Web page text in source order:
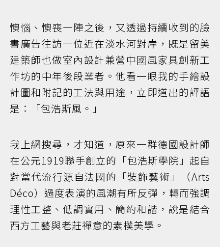
懊惱、懊喪一陣之後，又透過持續收到的臉
書廣告往訪一位近在淡水河對岸，既是留美
建築師也做室內設計兼營中國風家具創新工
作坊的中年後段業者。他看一眼我的手繪設
計圖和附記的工法與用途，立即道出的評語
是：「包浩斯風。」
我上網搜尋，才知道，原來一群德國設計師
在公元1919聯手創立的「包浩斯學院」起自
對當代流行源自法國的「裝飾藝術」（Arts
Déco）過度表演的風潮有所反彈，轉而強調
理性工整、低調實用、簡約和諧，說是結合
西方工藝與老莊禪意的素樸美學。